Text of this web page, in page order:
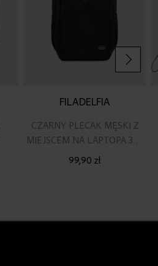
FILADELFIA
CZARNY PLECAK MĘSKI Z
MIEJSCEM NA LAPTOPA 30L
ZG795
99,90 zł